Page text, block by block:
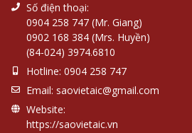
Số điện thoại:
0904 258 747 (Mr. Giang)
0902 168 384 (Mrs. Huyền)
(84-024) 3974.6810
Hotline: 0904 258 747
Email: saovietaic@gmail.com
Website:
https://saovietaic.vn